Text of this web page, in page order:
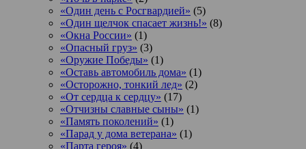
«Один день с Росгвардией» (5)
«Один щелчок спасает жизнь!» (8)
«Окна России» (1)
«Опасный груз» (3)
«Оружие Победы» (1)
«Оставь автомобиль дома» (1)
«Осторожно, тонкий лед» (2)
«От сердца к сердцу» (17)
«Отчизны славные сыны» (1)
«Память поколений» (1)
«Парад у дома ветерана» (1)
«Парта героя» (4)